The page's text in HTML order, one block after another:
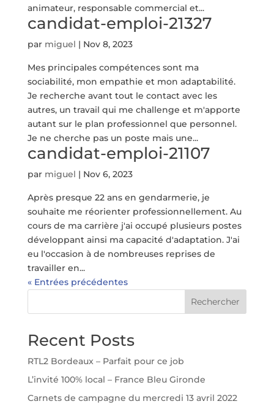
animateur, responsable commercial et...
candidat-emploi-21327
par miguel | Nov 8, 2023
Mes principales compétences sont ma
sociabilité, mon empathie et mon adaptabilité.
Je recherche avant tout le contact avec les
autres, un travail qui me challenge et m'apporte
autant sur le plan professionnel que personnel.
Je ne cherche pas un poste mais une...
candidat-emploi-21107
par miguel | Nov 6, 2023
Après presque 22 ans en gendarmerie, je
souhaite me réorienter professionnellement. Au
cours de ma carrière j'ai occupé plusieurs postes
développant ainsi ma capacité d'adaptation. J'ai
eu l'occasion à de nombreuses reprises de
travailler en...
« Entrées précédentes
Rechercher
Recent Posts
RTL2 Bordeaux – Parfait pour ce job
L’invité 100% local – France Bleu Gironde
Carnets de campagne du mercredi 13 avril 2022